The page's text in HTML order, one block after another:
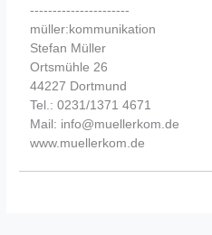
----------------------
müller:kommunikation
Stefan Müller
Ortsmühle 26
44227 Dortmund
Tel.: 0231/1371 4671
Mail: info@muellerkom.de
www.muellerkom.de